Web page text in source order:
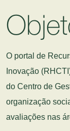
O portal de
Inovação
do Centro de
organização
avaliações nas